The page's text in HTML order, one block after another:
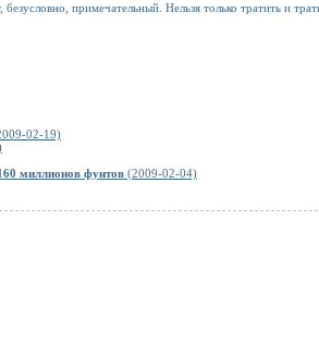
примечательный. Нельзя только тратить и
02-19)
миллионов фунтов (2009-02-04)